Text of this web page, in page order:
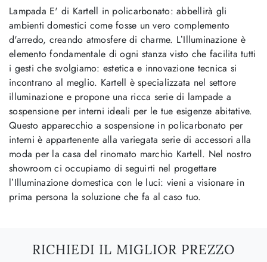
Lampada E' di Kartell in policarbonato: abbellirà gli
ambienti domestici come fosse un vero complemento
d'arredo, creando atmosfere di charme. L’Illuminazione è
elemento fondamentale di ogni stanza visto che facilita tutti
i gesti che svolgiamo: estetica e innovazione tecnica si
incontrano al meglio. Kartell è specializzata nel settore
illuminazione e propone una ricca serie di lampade a
sospensione per interni ideali per le tue esigenze abitative.
Questo apparecchio a sospensione in policarbonato per
interni è appartenente alla variegata serie di accessori alla
moda per la casa del rinomato marchio Kartell. Nel nostro
showroom ci occupiamo di seguirti nel progettare
l’Illuminazione domestica con le luci: vieni a visionare in
prima persona la soluzione che fa al caso tuo.
RICHIEDI IL MIGLIOR PREZZO